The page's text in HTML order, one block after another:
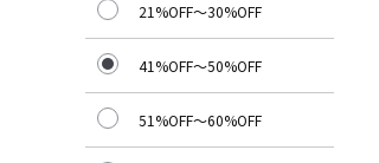
21%OFF～30%OFF
41%OFF～50%OFF
51%OFF～60%OFF